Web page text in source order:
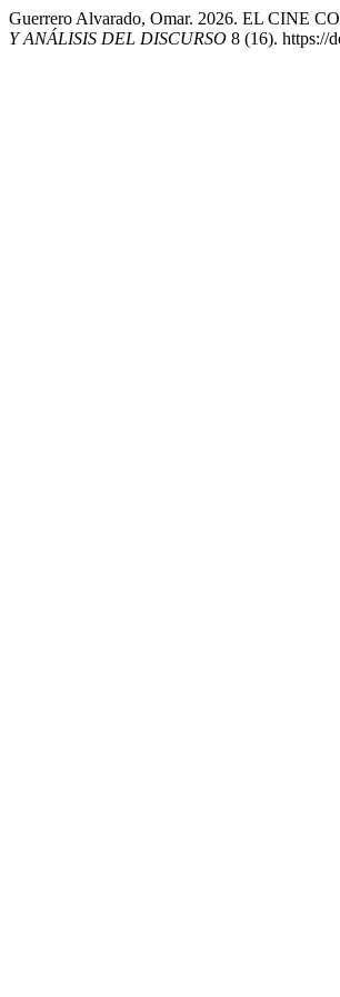
Guerrero Alvarado, Omar. 2026. EL
Y ANÁLISIS DEL DISCURSO 8 (16). https://